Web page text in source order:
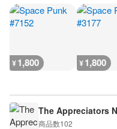
¥1,800 ¥1,800
The Appreciators
商品数102